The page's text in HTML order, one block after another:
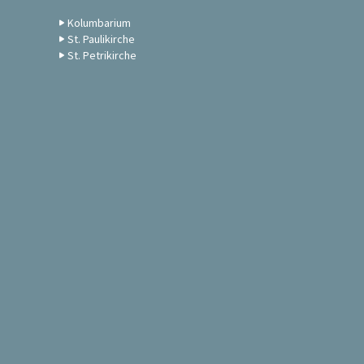
Kolumbarium
St. Paulikirche
St. Petrikirche